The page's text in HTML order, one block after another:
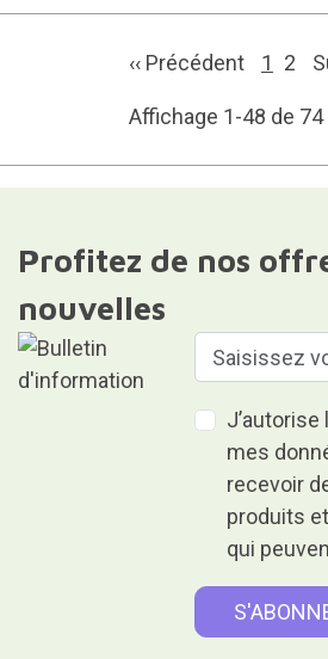
‹‹ Précédent 1 2
Affichage 1-48 de
Profitez de nos
nouvelles
mes
recevoir
produits
qui